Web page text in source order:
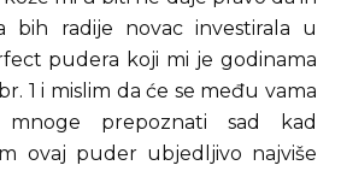
bih radije novac investirala u
pudera koji mi je godinama
1 i mislim da će se među vama
prepoznati sad kad
ovaj puder ubjedljivo najviše